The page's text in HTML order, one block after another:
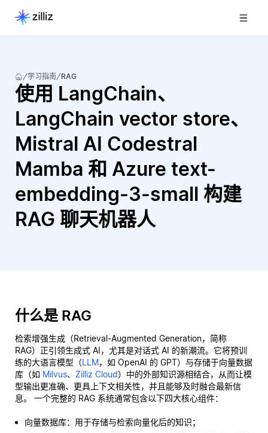
学习指南 RAG
使用 LangChain、
LangChain vector store、
Mistral AI Codestral
Mamba 和 Azure text-
embedding-3-small 构建
RAG 聊天机器人
什么是 RAG
检索增强生成（Retrieval-Augmented Generation，简称
RAG）正引领生成式 AI，尤其是对话式 AI 的新潮流。它将预训
练的大语言模型（LLM，如 OpenAI 的 GPT）与存储于向量数据
库（如 Milvus、 Zilliz Cloud）中的外部知识源相结合，从而让模
型输出更准确、更具上下文相关性，并且能够及时融合最新信
息。 一个完整的 RAG 系统通常包含以下四大核心组件：
向量数据库：用于存储与检索向量化后的知识；